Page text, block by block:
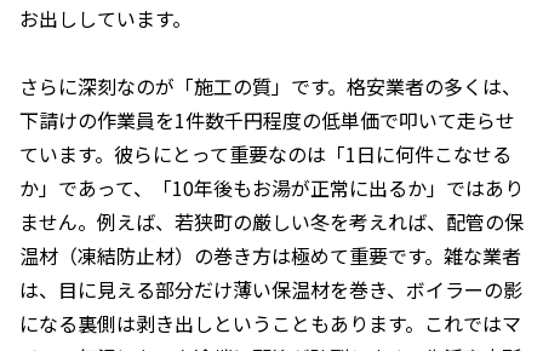
お出ししています。
さらに深刻なのが「施工の質」です。格安業者の多くは、
下請けの作業員を1件数千円程度の低単価で叩いて走らせ
ています。彼らにとって重要なのは「1日に何件こなせる
か」であって、「10年後もお湯が正常に出るか」ではあり
ません。例えば、若狭町の厳しい冬を考えれば、配管の保
温材（凍結防止材）の巻き方は極めて重要です。雑な業者
は、目に見える部分だけ薄い保温材を巻き、ボイラーの影
になる裏側は剥き出しということもあります。これではマ